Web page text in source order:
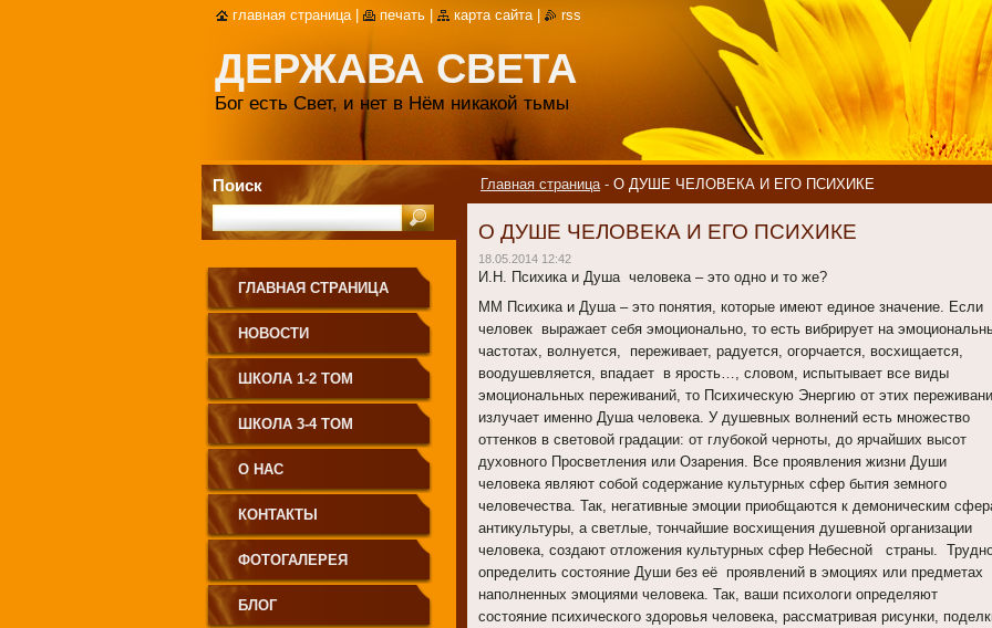
ДЕРЖАВА СВЕТА
Бог есть Свет, и нет в Нём никакой тьмы
Главная страница - О ДУШЕ ЧЕЛОВЕКА И ЕГО ПСИХИКЕ
О ДУШЕ ЧЕЛОВЕКА И ЕГО ПСИХИКЕ
18.05.2014 12:42
И.Н. Психика и Душа человека – это одно и то же?
ММ Психика и Душа – это понятия, которые имеют единое значение. Если
человек выражает себя эмоционально, то есть вибрирует на
частотах, волнуется, переживает, радуется, огорчается, восхищается,
воодушевляется, впадает в ярость…, словом, испытывает все виды
эмоциональных переживаний, то Психическую Энергию от этих
излучает именно Душа человека. У душевных волнений есть множество
оттенков в световой градации: от глубокой черноты, до ярчайших высот
духовного Просветления или Озарения. Все проявления жизни Души
человека являют собой содержание культурных сфер бытия земного
человечества. Так, негативные эмоции приобщаются к демоническим
антикультуры, а светлые, тончайшие восхищения душевной организации
человека, создают отложения культурных сфер Небесной страны.
определить состояние Души без её проявлений в эмоциях или предметах
наполненных эмоциями человека. Так, ваши психологи определяют
состояние психического здоровья человека, рассматривая рисунки,
ГЛАВНАЯ СТРАНИЦА
НОВОСТИ
ШКОЛА 1-2 ТОМ
ШКОЛА 3-4 ТОМ
О НАС
КОНТАКТЫ
ФОТОГАЛЕРЕЯ
БЛОГ
Поиск
главная страница печать карта сайта rss